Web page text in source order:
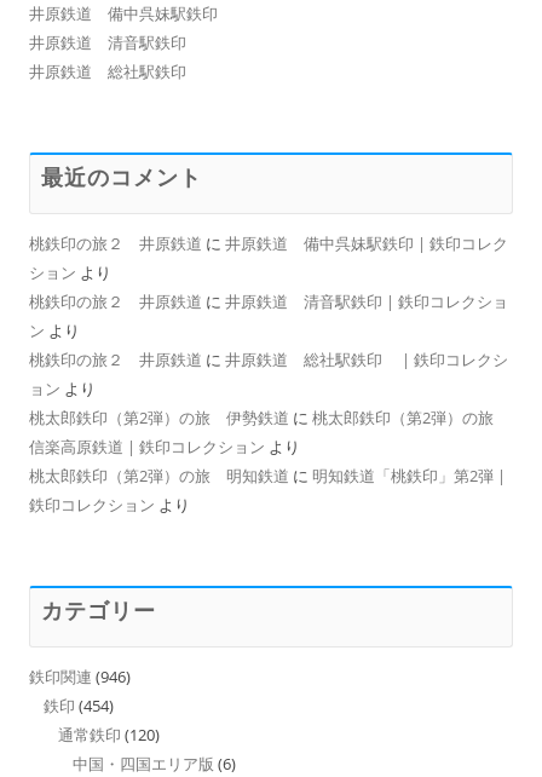
井原鉄道 備中呉妹駅鉄印
井原鉄道 清音駅鉄印
井原鉄道 総社駅鉄印
最近のコメント
桃鉄印の旅２ 井原鉄道 に 井原鉄道 備中呉妹駅鉄印 | 鉄印コレク
ション より
桃鉄印の旅２ 井原鉄道 に 井原鉄道 清音駅鉄印 | 鉄印コレクショ
ン より
桃鉄印の旅２ 井原鉄道 に 井原鉄道 総社駅鉄印 | 鉄印コレクシ
ョン より
桃太郎鉄印（第2弾）の旅 伊勢鉄道 に 桃太郎鉄印（第2弾）の旅
信楽高原鉄道 | 鉄印コレクション より
桃太郎鉄印（第2弾）の旅 明知鉄道 に 明知鉄道「桃鉄印」第2弾 |
鉄印コレクション より
カテゴリー
鉄印関連 (946)
鉄印 (454)
通常鉄印 (120)
中国・四国エリア版 (6)